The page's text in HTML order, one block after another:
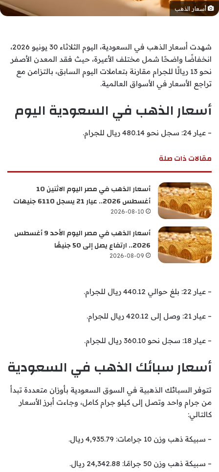
أسعار الذهب
شهدت أسعار الذهب في السعودية، اليوم الثلاثاء 30 يونيو 2026،
انخفاضًا واضحًا شمل مختلف الأعيرة، حيث فقد المعدن الأصفر
نحو 13 ريالًا للجرام مقارنة بتعاملات اليوم السابق، بالتزامن مع
تراجع الأسعار في الأسواق العالمية.
أسعار الذهب في السعودية اليوم
– عيار 24: سجل نحو 480.14 ريال للجرام.
مقالات ذات صلة
أسعار الذهب في مصر اليوم الاثنين 10
أغسطس 2026.. عيار 21 يسجل 6110 جنيهات
2026-08-10
أسعار الذهب في مصر اليوم الأحد 9 أغسطس
2026.. ارتفاع يصل إلى 50 جنيهًا
2026-08-09
– عيار 22: بلغ حوالي 440.12 ريال للجرام.
– عيار 21: وصل إلى 420.12 ريال للجرام.
– عيار 18: سجل نحو 360.10 ريال للجرام.
أسعار سبائك الذهب في السعودية
تتوفر السبائك الذهبية في السوق السعودية بأوزان متعددة تبدأ
من جرام واحد وتصل إلى كيلو جرام كامل، وجاءت أبرز الأسعار
كالتالي:
– سبيكة ذهب وزن 10 جرامات: 4,935.79 ريال.
– سبيكة ذهب وزن 50 جرامًا: 24,342.88 ريال.